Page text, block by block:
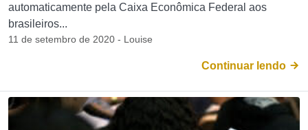
automaticamente pela Caixa Econômica Federal aos
brasileiros...
11 de setembro de 2020 - Louise
Continuar lendo